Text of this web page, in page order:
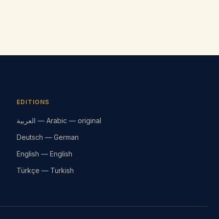
EDITIONS
العربية — Arabic — original
Deutsch — German
English — English
Türkçe — Turkish